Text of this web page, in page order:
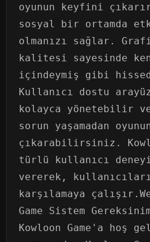
oyunun keyfini
sosyal bir ortamda
olmanızı sağlar.
kalitesi sayesinde
içindeymiş gibi
Kullanıcı dostu
kolayca yönetebilir
sorun yaşamadan
çıkarabilirsiniz.
türlü kullanıcı
vererek,
karşılamaya
Game Sistem
Kowloon Game'a hoş